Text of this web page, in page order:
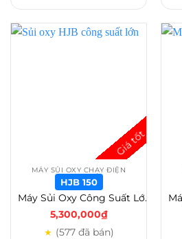
MÁY SỦI OXY CHẠY ĐIỆN
HJB 150
Máy Sủi Oxy Công Suất Lớn Sunsun HJB 150 – 200 – 280 – 400 – 550 Cho Hồ Lớn – HJB 150
5,300,000₫
★ (577 đã bán)